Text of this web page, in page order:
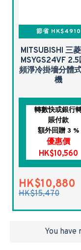
節省 HK$4910
MITSUBISHI 三
MSYGS24VF
頻淨冷掛墻分體
機
轉數快或銀行
賬付款
額外回贈 3 %
優惠價
HK$10,560
HK$10,880
HK$15,470
You